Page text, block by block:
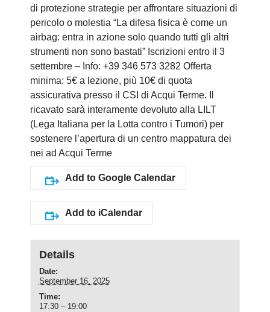
di protezione strategie per affrontare situazioni di
pericolo o molestia “La difesa fisica è come un
airbag: entra in azione solo quando tutti gli altri
strumenti non sono bastati” Iscrizioni entro il 3
settembre – Info: +39 346 573 3282 Offerta
minima: 5€ a lezione, più 10€ di quota
assicurativa presso il CSI di Acqui Terme. Il
ricavato sarà interamente devoluto alla LILT
(Lega Italiana per la Lotta contro i Tumori) per
sostenere l’apertura di un centro mappatura dei
nei ad Acqui Terme
Add to Google Calendar
Add to iCalendar
Details
Date:
September 16, 2025
Time:
17:30 – 19:00